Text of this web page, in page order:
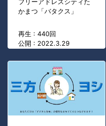
フリーアドレスシティた
かまつ「バタクス」
再生 : 440回
公開 : 2022.3.29